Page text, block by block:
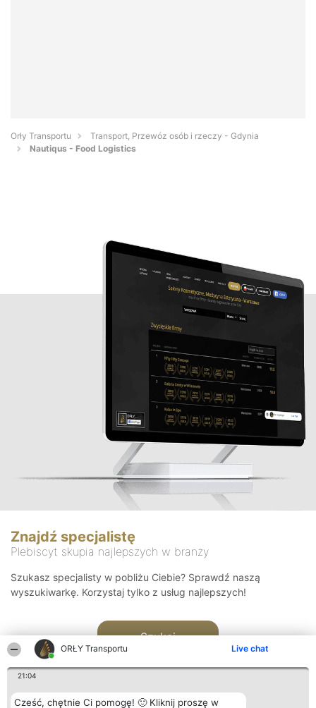
ORŁY Transportu Live chat
21:04
Cześć, chętnie Ci pomogę! 🙂 Kliknij proszę w
Orły Transportu
Transport, Przewóz osób i rzeczy - Gdynia
Nautiqus - Food Logistics
Znajdź specjalistę
Plebiscyt skupia najlepszych w branży
Szukasz specjalisty w pobliżu Ciebie? Sprawdź naszą
wyszukiwarkę. Korzystaj tylko z usług najlepszych!
Szukaj